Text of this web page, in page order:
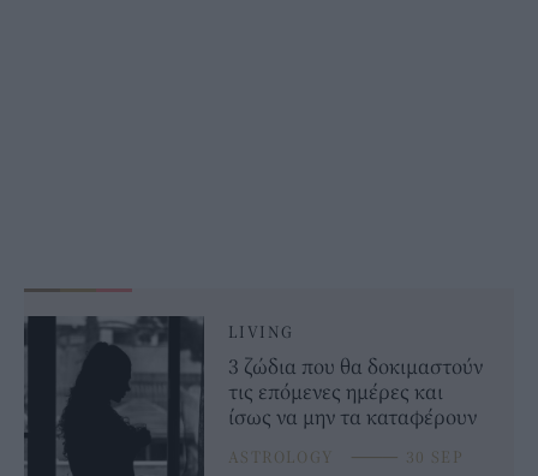
LIVING
3 ζώδια που θα δοκιμαστούν
τις επόμενες ημέρες και
ίσως να μην τα καταφέρουν
ASTROLOGY ⸻ 30 SEP